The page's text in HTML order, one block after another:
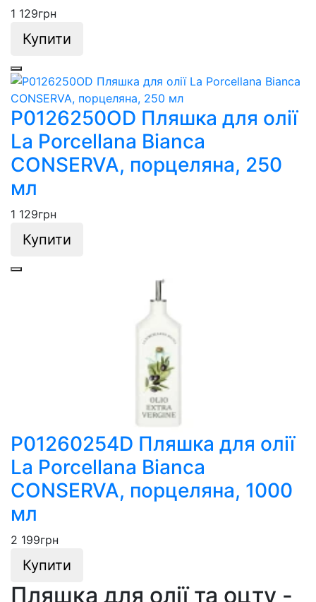
1 129грн
Купити
P0126250OD Пляшка для олії
La Porcellana Bianca
CONSERVA, порцеляна, 250
мл
1 129грн
Купити
P01260254D Пляшка для олії
La Porcellana Bianca
CONSERVA, порцеляна, 1000
мл
2 199грн
Купити
Пляшка для олії та оцту -